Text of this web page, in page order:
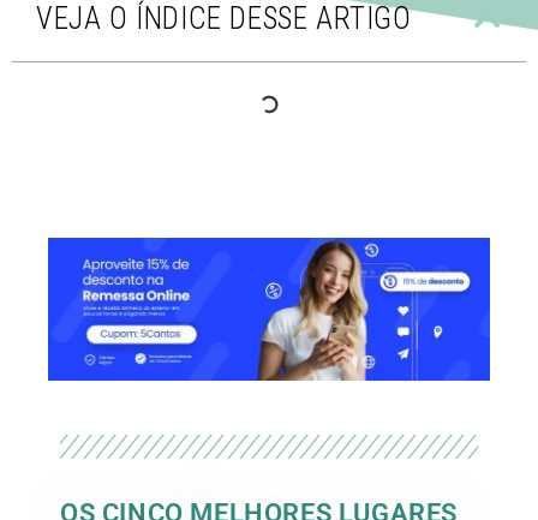
VEJA O ÍNDICE DESSE ARTIGO
OS CINCO MELHORES LUGARES